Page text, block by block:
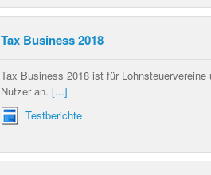
Tax Business 2018
Tax Business 2018 ist für
Nutzer an. [...]
Testberichte